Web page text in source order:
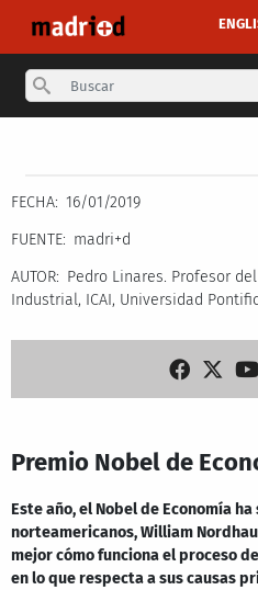
FECHA
16/01/2019
FUENTE
madri+d
AUTOR
Pedro Linares. Profesor
Industrial, ICAI, Universidad
Premio Nobel de
Este año, el Nobel de Economía
norteamericanos, William
mejor cómo funciona el proceso
en lo que respecta a sus causas